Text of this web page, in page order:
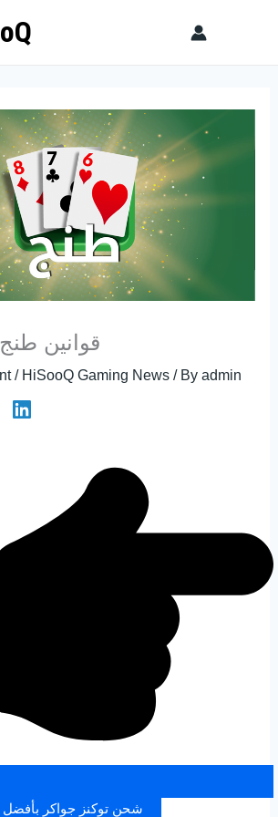
Tonj Rules قوانين طنج
/ HiSooQ Gaming News/ By admin
شحن توكنز جواكر